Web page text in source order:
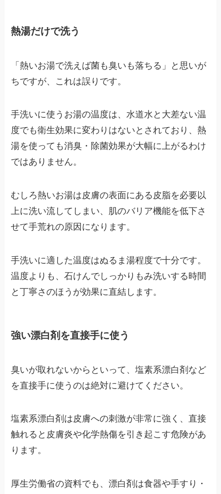
熱湯だけで洗う
「熱いお湯で洗えば菌も臭いも落ちる」と思いが
ちですが、これは誤りです。
手洗いに使うお湯の温度は、水道水と大差ない温
度でも衛生効果に変わりはないとされており、熱
湯を使っても消臭・除菌効果が大幅に上がるわけ
ではありません。
むしろ熱いお湯は皮膚の表面にある皮脂を必要以
上に洗い流してしまい、肌のバリア機能を低下さ
せて手荒れの原因になります。
手洗いに適した温度はぬるま湯程度で十分です。
温度よりも、石けんでしっかりもみ洗いする時間
と丁寧さのほうが効果に直結します。
強い漂白剤を直接手に使う
臭いが取れないからといって、塩素系漂白剤など
を直接手に使うのは絶対に避けてください。
塩素系漂白剤は皮膚への刺激が非常に強く、直接
触れると皮膚炎や化学熱傷を引き起こす危険があ
ります。
厚生労働省の資料でも、漂白剤は食器や手すり・